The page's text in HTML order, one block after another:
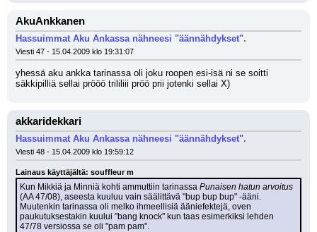
AkuAnkkanen
Hassuimmat Aku Ankassa nähneesi "äännähdykset".
Viesti 47 - 15.04.2009 klo 19:31:07
yhessä aku ankka tarinassa oli joku roopen esi-isä ni se soitti
säkkipilliä sellai prööö trililiii pröö prii jotenki sellai X)
akkaridekkari
Hassuimmat Aku Ankassa nähneesi "äännähdykset".
Viesti 48 - 15.04.2009 klo 19:59:12
Lainaus käyttäjältä: souffleur m
Kun Mikkiä ja Minniä kohti ammuttiin tarinassa Punaisen hatun arvoitus
(AA 47/08), aseesta kuuluu vain säälittävä "bup bup bup" -ääni.
Muutenkin tarinassa oli melko ihmeellisiä ääniefektejä, oven
paukutuksestakin kuului "bang knock" kun taas esimerkiksi lehden
47/78 versiossa se oli "pam pam".